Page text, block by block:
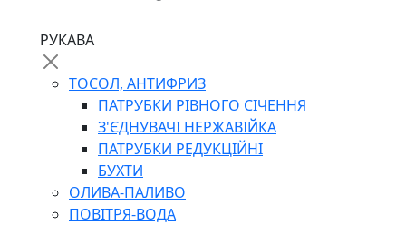
РУКАВА
ТОСОЛ, АНТИФРИЗ
ПАТРУБКИ РІВНОГО СІЧЕННЯ
З'ЄДНУВАЧІ НЕРЖАВІЙКА
ПАТРУБКИ РЕДУКЦІЙНІ
БУХТИ
ОЛИВА-ПАЛИВО
ПОВІТРЯ-ВОДА